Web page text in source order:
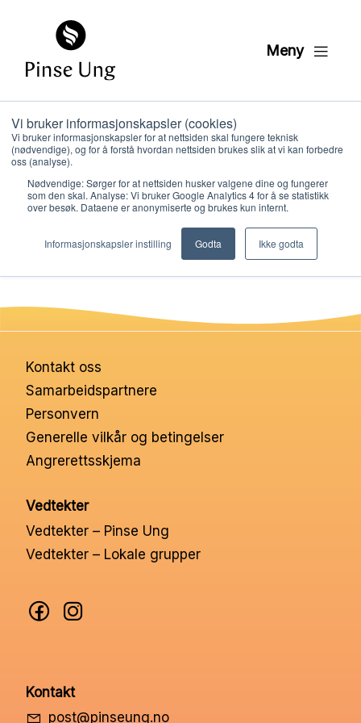
Vi bruker informasjonskapsler (cookies)
Vi bruker informasjonskapsler for at nettsiden skal fungere teknisk
(nødvendige), og for å forstå hvordan nettsiden brukes slik at vi kan forbedre
oss (analyse).
Nødvendige: Sørger for at nettsiden husker valgene dine og fungerer
som den skal. Analyse: Vi bruker Google Analytics 4 for å se statistikk
over besøk. Dataene er anonymiserte og brukes kun internt.
Informasjonskapsler instilling Godta Ikke godta
Meny
JULENS FINESTE
FORTELLING
PER KRISTIAN LØVE
Kontakt oss
Samarbeidspartnere
Personvern
Generelle vilkår og betingelser
Angrerettsskjema
Vedtekter
Vedtekter – Pinse Ung
Vedtekter – Lokale grupper
Kontakt
post@pinseung.no
Hva vi gjør
Ressurser
Nettbutikk
Kontakt oss
Min konto